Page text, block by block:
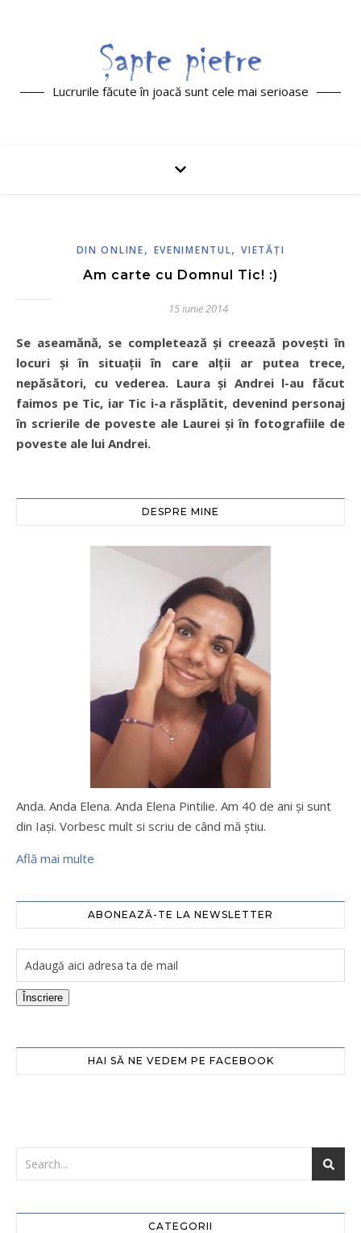
Lucrurile făcute în joacă sunt cele mai serioase
DIN ONLINE, EVENIMENTUL,VIETĂŢI
Am carte cu Domnul Tic! :)
15 iunie 2014
Se aseamănă, se completează şi creează poveşti în
locuri şi în situaţii în care alţii ar putea trece,
nepăsători, cu vederea. Laura şi Andrei l-au făcut
faimos pe Tic, iar Tic i-a răsplătit, devenind personaj
în scrierile de poveste ale Laurei şi în fotografiile de
poveste ale lui Andrei.
DESPRE MINE
Anda. Anda Elena. Anda Elena Pintilie. Am 40 de ani şi sunt
din Iaşi. Vorbesc mult si scriu de când mă ştiu.
Află mai multe
ABONEAZĂ-TE LA NEWSLETTER
Înscriere
HAI SĂ NE VEDEM PE FACEBOOK
CATEGORII